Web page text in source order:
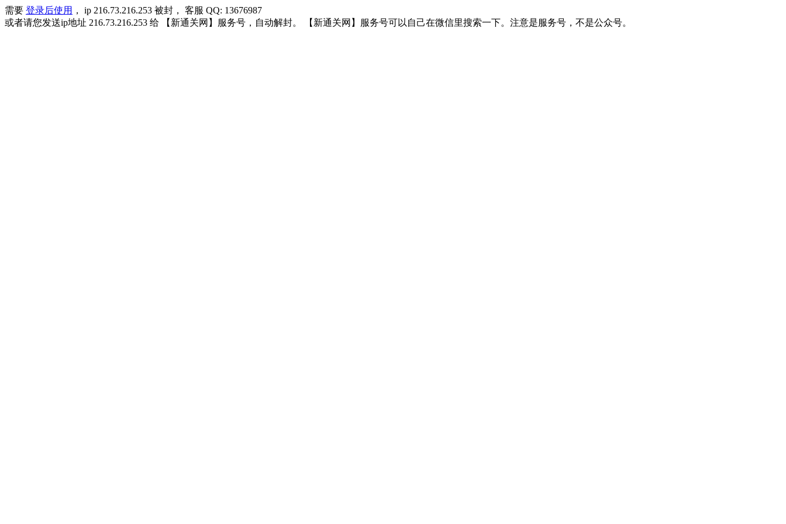
需要 登录后使用 ， ip 216.73.216.253 被封， 客服 QQ: 13676987
或者请您发送ip地址 216.73.216.253 给 【新通关网】服务号，自动解封。 【新通关网】服务号可以自己在微信里搜索一下。注意是服务号，不是公众号。